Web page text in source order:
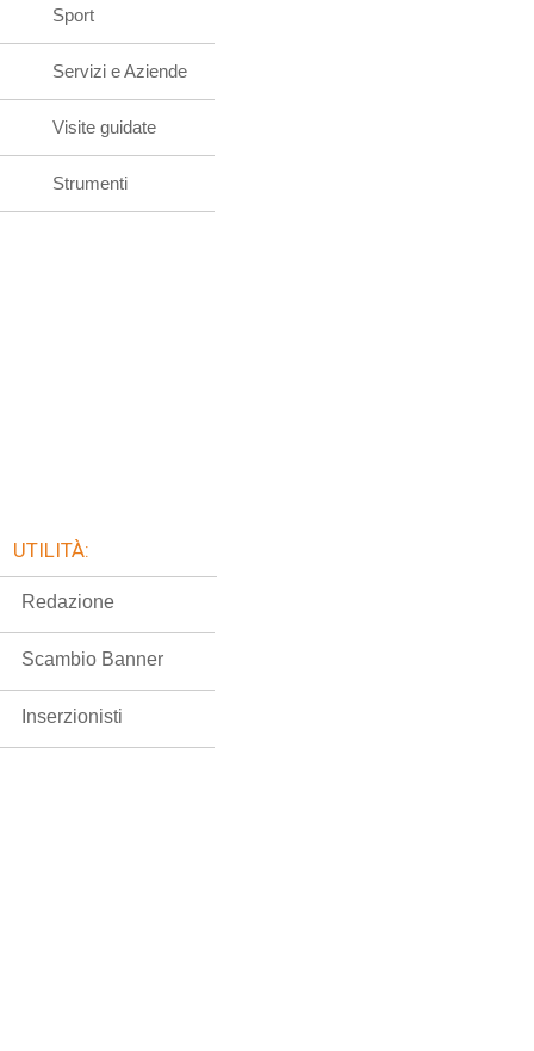
Sport
Servizi e Aziende
Visite guidate
Strumenti
UTILITÀ:
Redazione
Scambio Banner
Inserzionisti